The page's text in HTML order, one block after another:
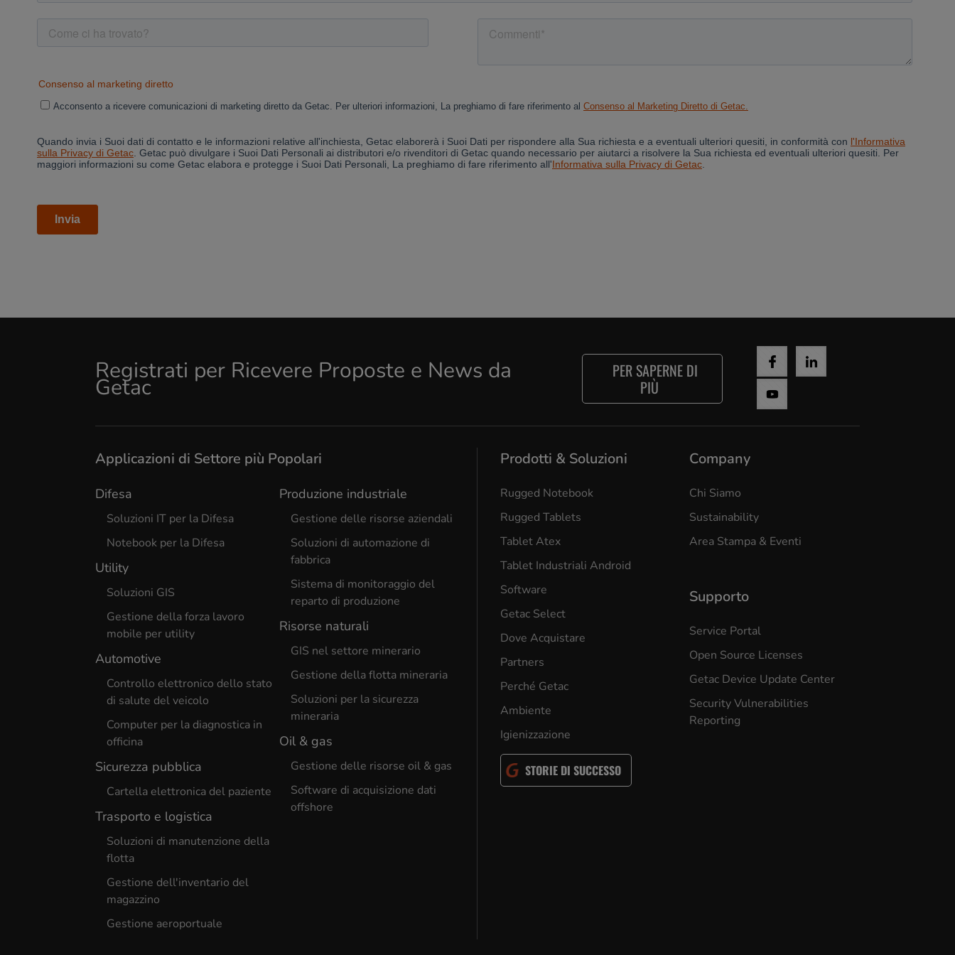
Cancel Yes, I agree
Registrati per Ricevere Proposte e News da
Getac
PER SAPERNE DI
PIÙ
Applicazioni di Settore più Popolari
Difesa
Soluzioni IT per la Difesa
Notebook per la Difesa
Utility
Soluzioni GIS
Gestione della forza lavoro
mobile per utility
Automotive
Controllo elettronico dello stato
di salute del veicolo
Computer per la diagnostica in
officina
Sicurezza pubblica
Cartella elettronica del paziente
Trasporto e logistica
Soluzioni di manutenzione della
flotta
Gestione dell'inventario del
magazzino
Gestione aeroportuale
Produzione industriale
Gestione delle risorse aziendali
Soluzioni di automazione di
fabbrica
Sistema di monitoraggio del
reparto di produzione
Risorse naturali
GIS nel settore minerario
Gestione della flotta mineraria
Soluzioni per la sicurezza
mineraria
Oil & gas
Gestione delle risorse oil & gas
Software di acquisizione dati
offshore
Prodotti & Soluzioni
Rugged Notebook
Rugged Tablets
Tablet Atex
Tablet Industriali Android
Software
Getac Select
Dove Acquistare
Partners
Perché Getac
Ambiente
Igienizzazione
STORIE DI SUCCESSO
Company
Chi Siamo
Sustainability
Area Stampa & Eventi
Supporto
Service Portal
Open Source Licenses
Getac Device Update Center
Security Vulnerabilities
Reporting